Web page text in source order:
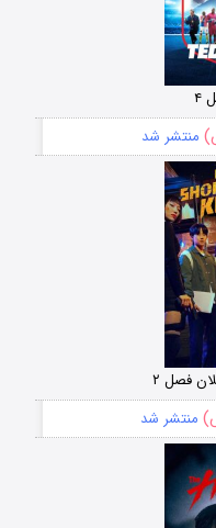
منتشر شد
فصل ۲
منتشر شد